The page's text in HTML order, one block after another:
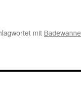
mit Badewanne